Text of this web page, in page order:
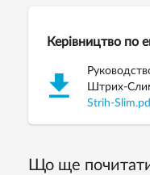
Керівництво по
Штрих-
Strih-
Що ще